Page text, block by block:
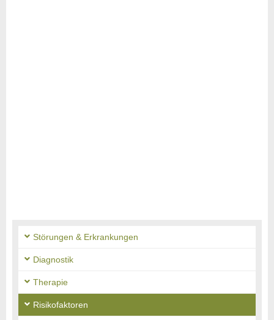
Störungen & Erkrankungen
Diagnostik
Therapie
Risikofaktoren